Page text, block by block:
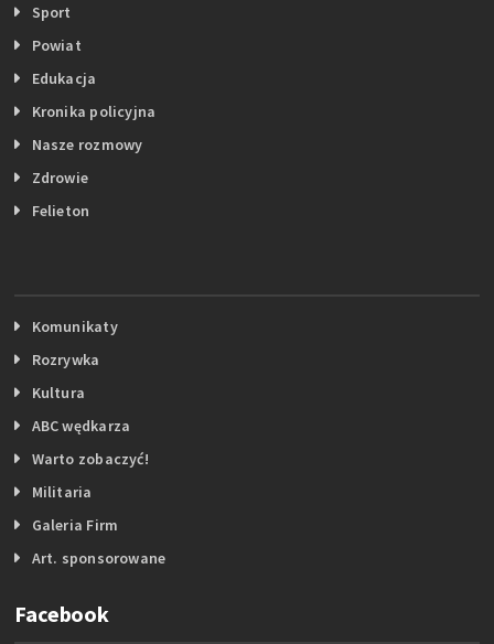
Sport
Powiat
Edukacja
Kronika policyjna
Nasze rozmowy
Zdrowie
Felieton
Komunikaty
Rozrywka
Kultura
ABC wędkarza
Warto zobaczyć!
Militaria
Galeria Firm
Art. sponsorowane
Facebook